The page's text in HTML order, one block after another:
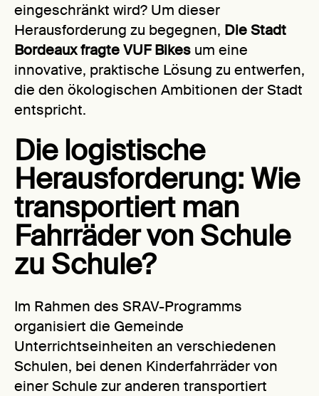
eingeschränkt wird? Um dieser
Herausforderung zu begegnen, Die Stadt
Bordeaux fragte VUF Bikes um eine
innovative, praktische Lösung zu entwerfen,
die den ökologischen Ambitionen der Stadt
entspricht.
Die logistische
Herausforderung: Wie
transportiert man
Fahrräder von Schule
zu Schule?
Im Rahmen des SRAV-Programms
organisiert die Gemeinde
Unterrichtseinheiten an verschiedenen
Schulen, bei denen Kinderfahrräder von
einer Schule zur anderen transportiert